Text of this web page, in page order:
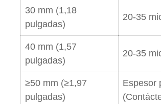
30 mm (1,18
pulgadas)
20-35
40 mm (1,57
pulgadas)
20-35
≥50 mm (≥1,97
pulgadas)
Espesor